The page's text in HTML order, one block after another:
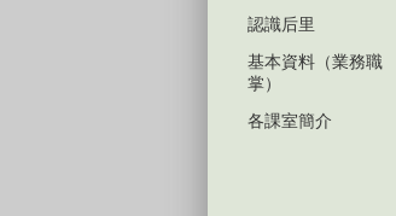
認識后里
基本資料（業務職
掌）
各課室簡介